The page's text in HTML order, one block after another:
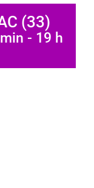
(33)
- 19 h